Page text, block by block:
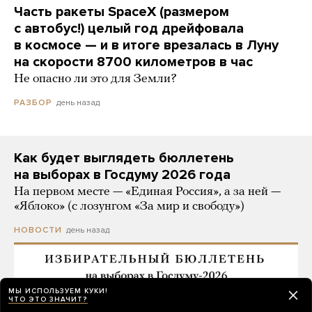
Часть ракеты SpaceX (размером
с автобус!) целый год дрейфовала
в космосе — и в итоге врезалась в Луну
на скорости 8700 километров в час
Не опасно ли это для Земли?
РАЗБОР день назад
Как будет выглядеть бюллетень
на выборах в Госдуму 2026 года
На первом месте — «Единая Россия», а за ней —
«Яблоко» (с лозунгом «За мир и свободу»)
НОВОСТИ день назад
МЫ ИСПОЛЬЗУЕМ КУКИ!
ЧТО ЭТО ЗНАЧИТ?